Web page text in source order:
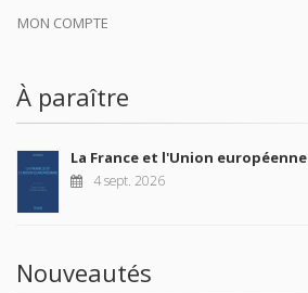
MON COMPTE
À paraître
La France et l'Union européenne
4 sept. 2026
Nouveautés